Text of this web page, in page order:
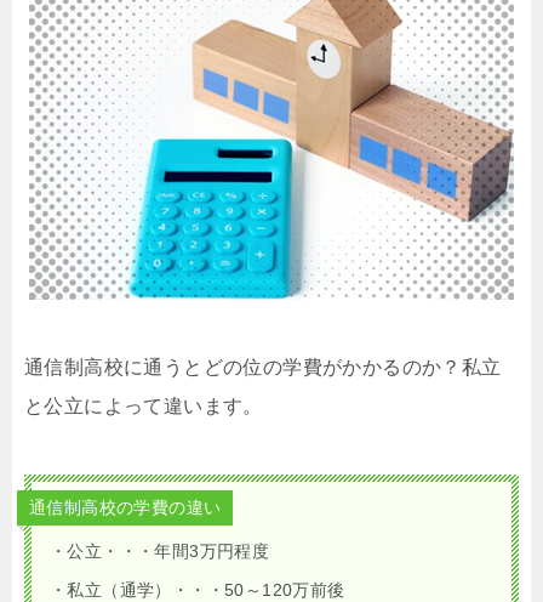
通信制高校に通うとどの位の学費がかかるのか？私立
と公立によって違います。
通信制高校の学費の違い
・公立・・・年間3万円程度
・私立（通学）・・・50～120万前後